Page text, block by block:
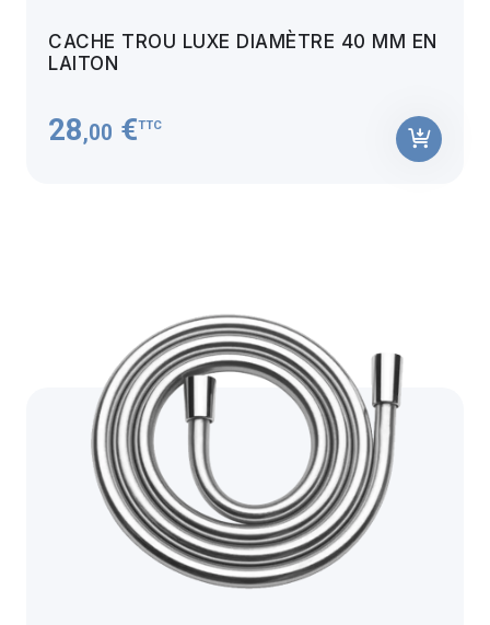
CACHE TROU LUXE DIAMÈTRE 40 MM EN
LAITON
28,00 €TTC